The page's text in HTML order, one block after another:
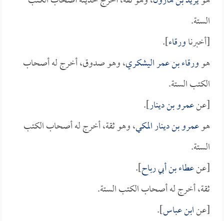
الستة.
[أخبرناورقاء].
هوورقاء بن عمر اليشكري، وهو صدوق، أخرج له أصحاب
الكتب الستة.
[عنعمرو بن دينار].
هوعمرو بن دينار المكي، وهو ثقة، أخرج له أصحاب الكتب
الستة.
[عنعطاء بن أبي رباح].
ثقة، أخرج له أصحاب الكتب الستة.
[عنابن عباس].